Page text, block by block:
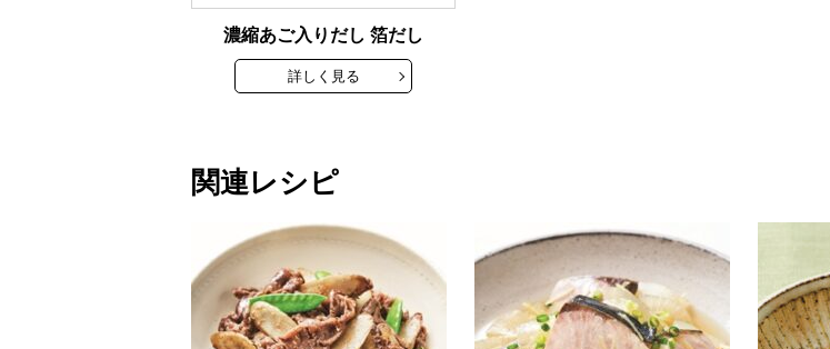
濃縮あご入りだし 箔だし
詳しく見る
関連レシピ